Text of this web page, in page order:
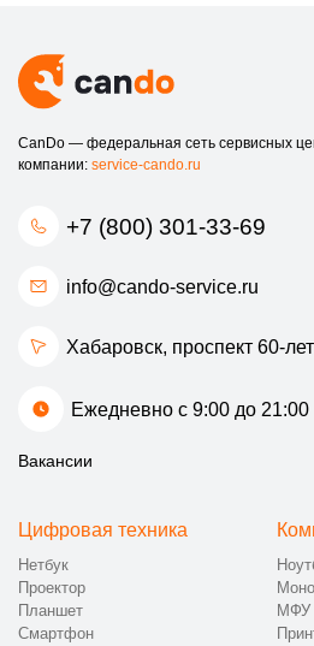
CanDo — федеральная сеть сервисных
компании: service-cando.ru
+7 (800) 301-33-69
info@cando-service.ru
Хабаровск, проспект 60-
Ежедневно с 9:00 до 21:00
Вакансии
Цифровая техника
Нетбук
Проектор
Планшет
Смартфон
МФУ